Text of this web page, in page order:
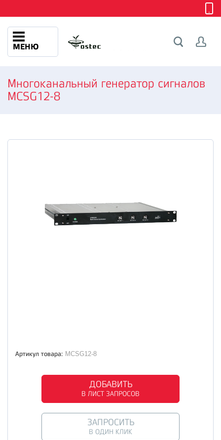
МЕНЮ
Многоканальный генератор сигналов
MCSG12-8
Артикул товара: MCSG12-8
ДОБАВИТЬ
В ЛИСТ ЗАПРОСОВ
ЗАПРОСИТЬ
В ОДИН КЛИК